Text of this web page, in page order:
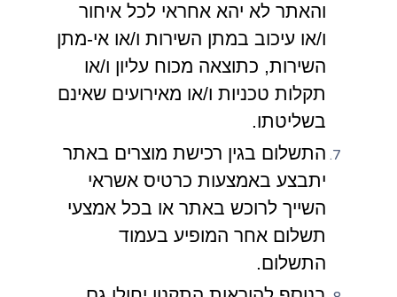
והאתר לא יהא אחראי לכל איחור
ו/או עיכוב במתן השירות ו/או אי-מתן
השירות, כתוצאה מכוח עליון ו/או
תקלות טכניות ו/או מאירועים שאינם
בשליטתו.
התשלום בגין רכישת מוצרים באתר
יתבצע באמצעות כרטיס אשראי
השייך לרוכש באתר או בכל אמצעי
תשלום אחר המופיע בעמוד
התשלום.